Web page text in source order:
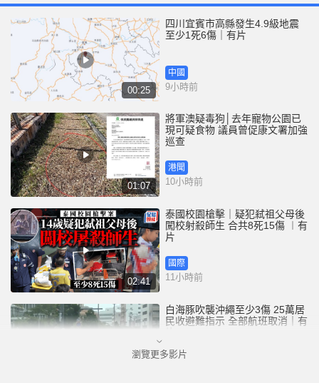
00:25
四川宜賓市高縣發生4.9級地震
至少1死6傷｜有片
中國
9小時前
01:07
將軍澳疑毒狗│去年寵物公園已
現可疑食物 議員曾促康文署加強
巡查
港聞
10小時前
02:41
泰國校園槍擊｜疑犯弒祖父母後
闖校射殺師生 合共8死15傷 ︱有
片
國際
11小時前
白海豚吹襲沖繩至少3傷 25萬居
民收避難指示 全部航班取消｜有
國際
瀏覽更多影片